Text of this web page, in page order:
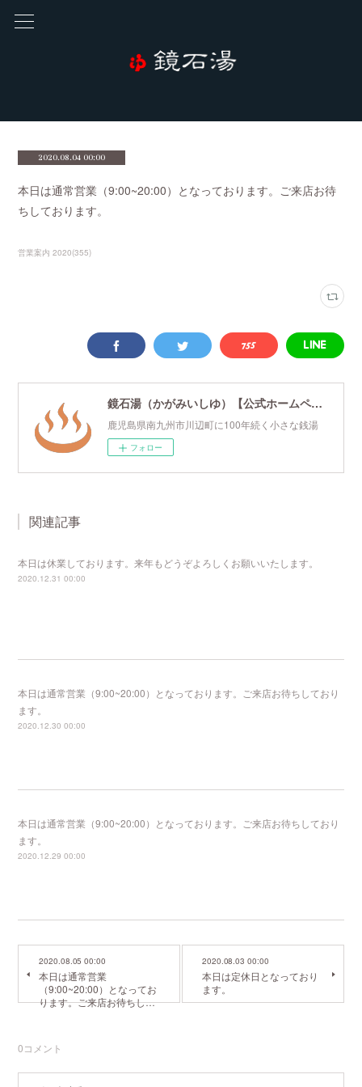
2020.08.04 00:00
本日は通常営業（9:00~20:00）となっております。ご来店お待
ちしております。
営業案内 2020(355)
鏡石湯（かがみいしゆ）【公式ホームページ】
鹿児島県南九州市川辺町に100年続く小さな銭湯
フォロー
関連記事
本日は休業しております。来年もどうぞよろしくお願いいたします。
2020.12.31 00:00
本日は通常営業（9:00~20:00）となっております。ご来店お待ちしており
ます。
2020.12.30 00:00
本日は通常営業（9:00~20:00）となっております。ご来店お待ちしており
ます。
2020.12.29 00:00
2020.08.05 00:00
本日は通常営業
（9:00~20:00）となってお
ります。ご来店お待ちし…
2020.08.03 00:00
本日は定休日となっており
ます。
0コメント